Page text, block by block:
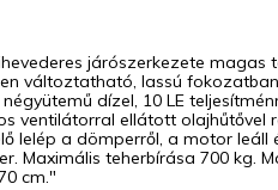
járószerkezete magas
változtatható, lassú
dízel, 10 LE
ventilátorral ellátott olajhűtővel
lelép a dömperről, a motor
Maximális teherbírása 700 kg.
cm."